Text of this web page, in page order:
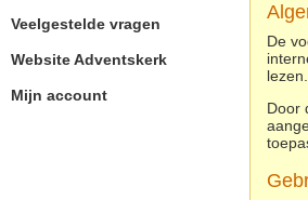
De
lezen.
Door
Veelgestelde vragen
Website Adventskerk
Mijn account